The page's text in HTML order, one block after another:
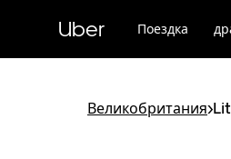
к
Uber Поездка
Великобритания>